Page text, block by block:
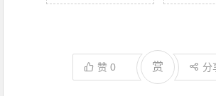
赞0 赏 分